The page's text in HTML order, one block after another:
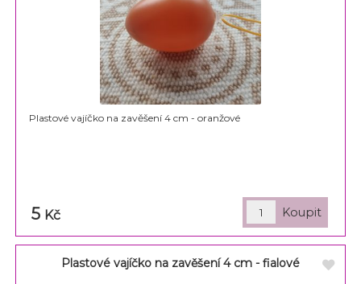
Plastové vajíčko na zavěšení 4 cm - oranžové
5 Kč
Plastové vajíčko na zavěšení 4 cm - fialové